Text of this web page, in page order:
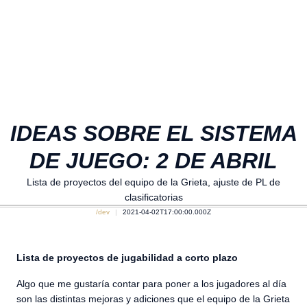
IDEAS SOBRE EL SISTEMA
DE JUEGO: 2 DE ABRIL
Lista de proyectos del equipo de la Grieta, ajuste de PL de
clasificatorias
/dev 2021-04-02T17:00:00.000Z
Lista de proyectos de jugabilidad a corto plazo
Algo que me gustaría contar para poner a los jugadores al día
son las distintas mejoras y adiciones que el equipo de la Grieta